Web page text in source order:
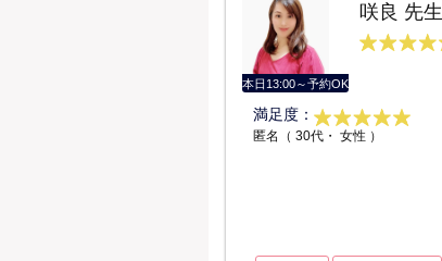
本日13:00～予約OK
咲良 先生
満足度：
匿名（ 30代・ 女性 ）